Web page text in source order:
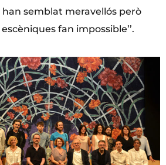
semblat meravellós però
fan impossible’’.